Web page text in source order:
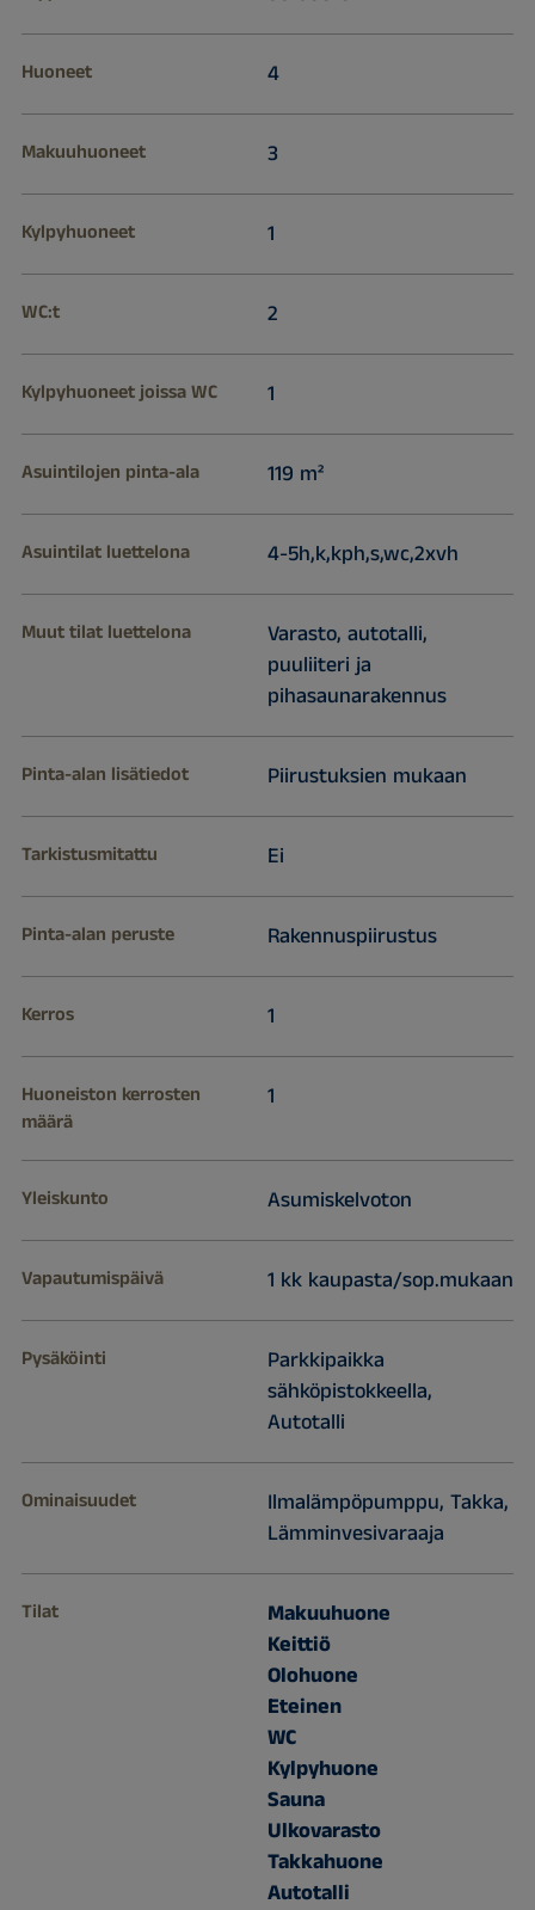
Huoneet 4
Makuuhuoneet 3
Kylpyhuoneet 1
WC:t 2
Kylpyhuoneet joissa WC 1
Asuintilojen pinta-ala 119 m²
Asuintilat luettelona 4-5h,k,kph,s,wc,2xvh
Muut tilat luettelona
Varasto, autotalli,
puuliiteri ja
pihasaunarakennus
Pinta-alan lisätiedot Piirustuksien mukaan
Tarkistusmitattu Ei
Pinta-alan peruste Rakennuspiirustus
Kerros 1
Huoneiston kerrosten
määrä
1
Yleiskunto Asumiskelvoton
Vapautumispäivä 1 kk kaupasta/sop.mukaan
Pysäköinti
Parkkipaikka
sähköpistokkeella,
Autotalli
Ominaisuudet
Ilmalämpöpumppu, Takka,
Lämminvesivaraaja
Tilat
Makuuhuone
Keittiö
Olohuone
Eteinen
WC
Kylpyhuone
Sauna
Ulkovarasto
Takkahuone
Autotalli